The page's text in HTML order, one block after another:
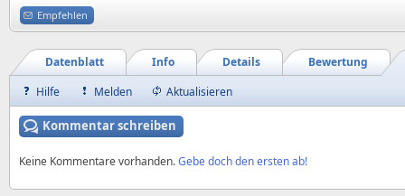
Empfehlen
Bewertung
Details
Info
Datenblatt
Hilfe
Melden Aktualisieren
Kommentar schreiben
Keine Kommentare vorhanden.Gebe doch den ersten ab!